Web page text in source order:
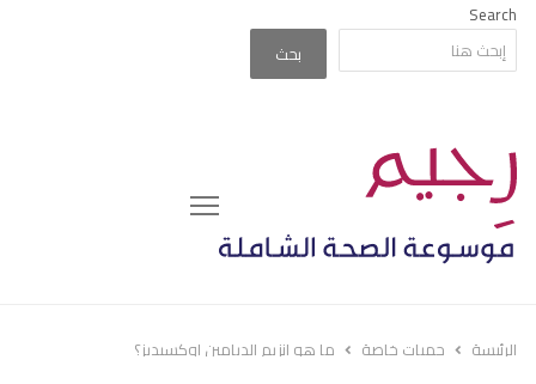
Search
بحث
Menu
الرئيسة حميات خاصة ما هو انزيم الديامين اوكسيديز؟